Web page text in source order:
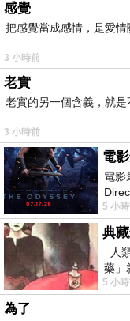
感覺
把感覺當成感情，是愛情
3 小時前
老實
老實的另一個含義，就是
3 小時前
電影
5 小
典
人
藥」
停止
5 小
為了